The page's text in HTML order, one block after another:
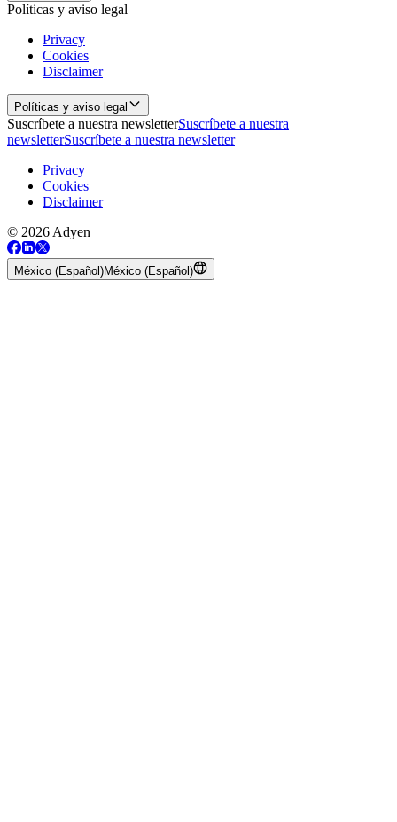
Políticas y aviso legal
Privacy
Cookies
Disclaimer
Políticas y aviso legal
Suscríbete a nuestra newsletterSuscríbete a nuestra
newsletterSuscríbete a nuestra newsletter
Privacy
Cookies
Disclaimer
© 2026 Adyen
México (Español)México (Español)